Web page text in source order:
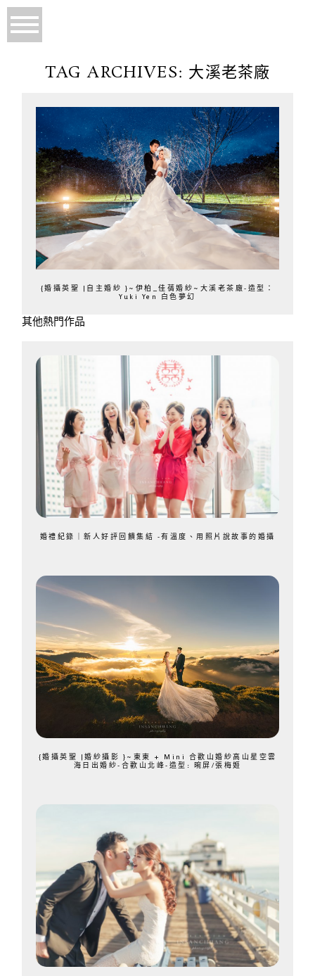
TAG ARCHIVES: 大溪老茶廠
{婚攝英聖 |自主婚紗 }~伊柏_佳蒨婚紗~大溪老茶廠-造型：
Yuki Yen 白色夢幻
其他熱門作品
婚禮紀錄｜新人好評回饋集結 -有溫度、用照片說故事的婚攝
{婚攝英聖 |婚紗攝影 }~東東 + Mini 合歡山婚紗高山星空雲
海日出婚紗-合歡山北峰-造型: 晼屏/張梅姬